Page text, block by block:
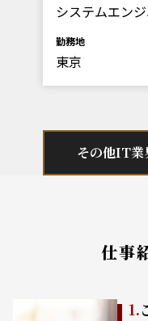
システムエン
勤務地
東京
その他IT業
仕事
1.